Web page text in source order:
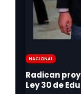
Nacional